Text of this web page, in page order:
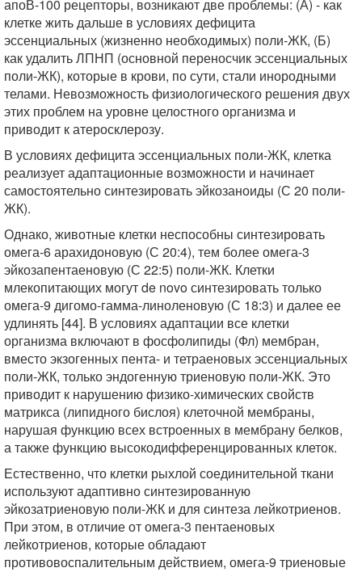
апоВ-100 рецепторы, возникают две проблемы: (А) - как
клетке жить дальше в условиях дефицита
эссенциальных (жизненно необходимых) поли-ЖК, (Б)
как удалить ЛПНП (основной переносчик эссенциальных
поли-ЖК), которые в крови, по сути, стали инородными
телами. Невозможность физиологического решения двух
этих проблем на уровне целостного организма и
приводит к атеросклерозу.
В условиях дефицита эссенциальных поли-ЖК, клетка
реализует адаптационные возможности и начинает
самостоятельно синтезировать эйкозаноиды (С 20 поли-
ЖК).
Однако, животные клетки неспособны синтезировать
омега-6 арахидоновую (С 20:4), тем более омега-3
эйкозапентаеновую (С 22:5) поли-ЖК. Клетки
млекопитающих могут de novo синтезировать только
омега-9 дигомо-гамма-линоленовую (С 18:3) и далее ее
удлинять [44]. В условиях адаптации все клетки
организма включают в фосфолипиды (Фл) мембран,
вместо экзогенных пента- и тетраеновых эссенциальных
поли-ЖК, только эндогенную триеновую поли-ЖК. Это
приводит к нарушению физико-химических свойств
матрикса (липидного бислоя) клеточной мембраны,
нарушая функцию всех встроенных в мембрану белков,
а также функцию высокодифференцированных клеток.
Естественно, что клетки рыхлой соединительной ткани
используют адаптивно синтезированную
эйкозатриеновую поли-ЖК и для синтеза лейкотриенов.
При этом, в отличие от омега-3 пентаеновых
лейкотриенов, которые обладают
противовоспалительным действием, омега-9 триеновые